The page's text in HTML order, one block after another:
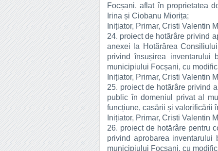
Focșani, aflat în proprietatea
Irina și Ciobanu Miorița;
Inițiator, Primar, Cristi Valentin
24. proiect de hotărâre privind
anexei la Hotărârea
privind însușirea inventarului
municipiului Focșani, cu
Inițiator, Primar, Cristi Valentin
25. proiect de hotărâre privind
public în domeniul privat al
funcțiune, casării și valorificării
Inițiator, Primar, Cristi Valentin
26. proiect de hotărâre pentru
privind aprobarea
municipiului Focșani, cu